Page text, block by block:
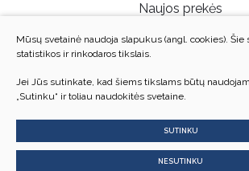
Naujos prekės
Mūsų parduotuvės
Susisiekite su mumis
Privatumo politika
Mūsų svetainė naudoja slapukus (angl. cookies). Šie
statistikos ir rinkodaros tikslais.
Jei Jūs sutinkate, kad šiems tikslams būtų
„Sutinku“ ir toliau naudokitės svetaine.
SUTINKU
NESUTINKU